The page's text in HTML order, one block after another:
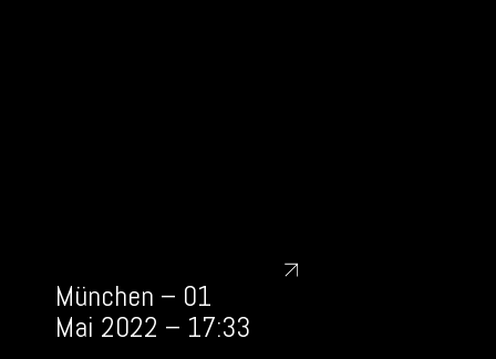
München – 01
Mai 2022 – 17:33